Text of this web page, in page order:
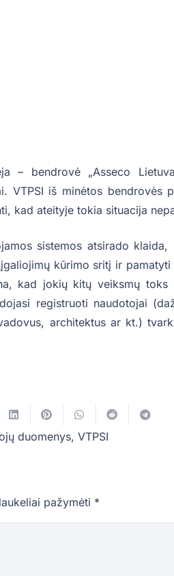
– bendrovė „Asseco
VTPSI iš minėtos bendrovės
kad ateityje tokia situacija
sistemos atsirado
kūrimo sritį ir
kad jokių kitų veiksmų toks
registruoti naudotojai
architektus ar kt.)
duomenys, VTPSI
pažymėti *